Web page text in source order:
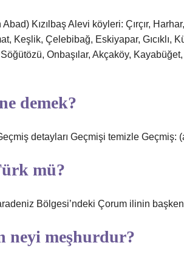
Kızılbaş Alevi köyleri: Çırçır,
Keşlik, Çelebibağ, Eskiyapar, Gıcıklı,
Onbaşılar, Akçaköy,
demek?
detayları Geçmişi temizle Geçmiş:
mü?
Bölgesi’ndeki Çorum ilinin
neyi meşhurdur?